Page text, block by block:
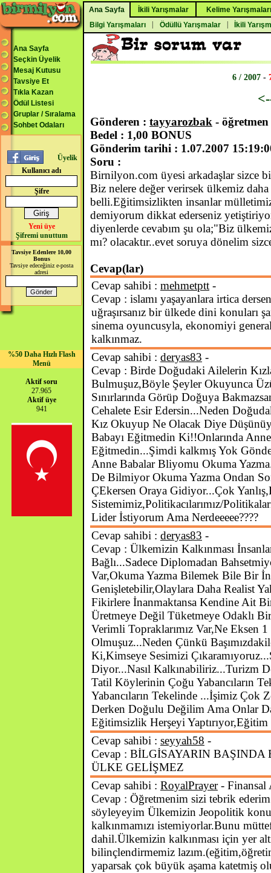
Ana Sayfa İkili Yarışmalar
Kelime Yarışmaları
Bilgi Yarışmaları
Ödüllü Yarışmalar İkili
Ana Sayfa
Seçkin Üyelik
Mesaj Kutusu
Tavsiye Et
Tıkla Kazan
Ödül Listesi
Gruplar / Sıralama
Sohbet Odaları
Üyelik
Kullanıcı adı
Şifre
Yeni üye
Şifremi unuttum
Tavsiye Edenlere 10,00
Bonus
Tavsiye edeceğiniz e-posta
adresi
%50 Daha Hızlı Flash
Menü
Aktif soru
27.965
Aktif üye
941
6 / 2007 -
Gönderen : tayyarozbak - öğretmen
Bedel : 1,00 BONUS
Gönderim tarihi : 1.07.2007
Soru :
Birnilyon.com üyesi arkadaşlar sizce
Biz nelere değer verirsek ülkemiz
belli.Eğitimsizlikten insanlar
demiyorum dikkat ederseniz
diyenlerde cevabım şu ola;"Biz
mı? olacaktır..evet soruya dönelim
Cevap(lar)
Cevap sahibi : mehmetptt -
Cevap : islamı yaşayanlara irtica
uğraşırsanız bir ülkede dini konuları
sinema oyuncusyla, ekonomiyi
kalkınmaz.
Cevap sahibi : deryas83 -
Cevap : Birde Doğudaki Ailelerin
Bulmuşuz,Böyle Şeyler Okuyunca
Sınırlarında Görüp Doğuya
Cehalete Esir Edersin...Neden
Kız Okuyup Ne Olacak Diye
Babayı Eğitmedin Ki!!Onlarında Anne
Eğitmedin...Şimdi kalkmış Yok
Anne Babalar Bliyomu Okuma
De Bilmiyor Okuma Yazma Ondan
ÇEkersen Oraya Gidiyor...Çok
Sistemimiz,Politikacılarımız/
Lider İstiyorum Ama Nerdeeeee????
Cevap sahibi : deryas83 -
Cevap : Ülkemizin Kalkınması
Bağlı...Sadece Diplomadan
Var,Okuma Yazma Bilemek Bile Bir
Genişletebilir,Olaylara Daha Realist
Fikirlere İnanmaktansa Kendine Ait
Üretmeye Değil Tüketmeye Odaklı
Verimli Topraklarımız Var,Ne Eksen
Olmuşuz...Neden Çünkü
Ki,Kimseye Sesimizi
Diyor...Nasıl Kalkınabiliriz...Turizm
Tatil Köylerinin Çoğu Yabancıların
Yabancıların Tekelinde ...İşimiz Çok
Derken Doğulu Değilim Ama Onlar
Eğitimsizlik Herşeyi Yaptırıyor,Eğitim
Cevap sahibi : seyyah58 -
Cevap : BİLGİSAYARIN
ÜLKE GELİŞMEZ
Cevap sahibi : RoyalPrayer- Finansal
Cevap : Öğretmenim sizi tebrik ederim
söyleyeyim Ülkemizin Jeopolitik
kalkınmamızı istemiyorlar.Bunu
dahil.Ülkemizin kalkınması için yer
bilinçlendirmemiz
yaparsak çok büyük aşama katetmiş